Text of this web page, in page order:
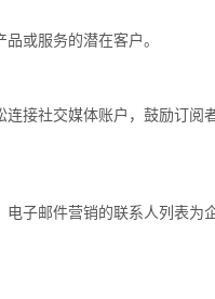
或服务的潜在客户。
连接社交媒体账户，鼓励订阅
电子邮件营销的联系人列表为